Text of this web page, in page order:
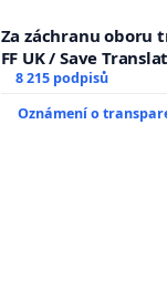
Za záchranu oboru
FF UK / Save
the Faculty of Arts,
8 215 podpisů
Oznámení o